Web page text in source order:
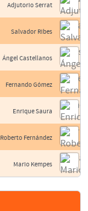
Adjutorio Serrat
Salvador Ribes
Ángel Castellanos
Fernando Gómez
Enrique Saura
Roberto Fernández
Mario Kempes